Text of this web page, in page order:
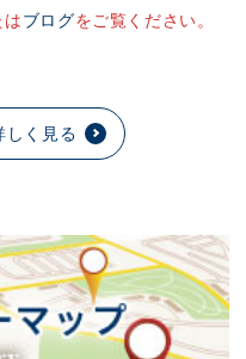
はブログをご覧ください。
しく見る